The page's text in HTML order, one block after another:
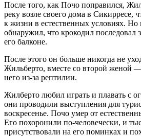
После того, как Почо поправился,
реку возле своего дома в Сикирресе,
к жизни в естественных условиях.
обнаружил, что крокодил последовал
его балконе.
После этого он больше никогда не
Жильберто, вместе со второй женой
него из-за рептилии.
Жилберто любил играть и плавать с
они проводили выступления для
воскресенье. Почо умер от
Его похоронили по-человечески, и
присутствовали на его поминках и